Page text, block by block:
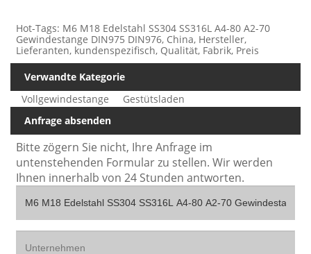
Hot-Tags: M6 M18 Edelstahl SS304 SS316L A4-80 A2-70
Gewindestange DIN975 DIN976, China, Hersteller,
Lieferanten, kundenspezifisch, Qualität, Fabrik, Preis
Verwandte Kategorie
Vollgewindestange
Gestütsladen
Anfrage absenden
Bitte zögern Sie nicht, Ihre Anfrage im
untenstehenden Formular zu stellen. Wir werden
Ihnen innerhalb von 24 Stunden antworten.